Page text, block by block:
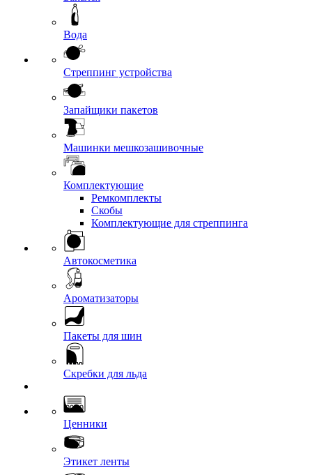
Вода
Стреппинг устройства
Запайщики пакетов
Машинки мешкозашивочные
Комплектующие
Ремкомплекты
Скобы
Комплектующие для стреппинга
Автокосметика
Ароматизаторы
Пакеты для шин
Скребки для льда
Ценники
Этикет ленты